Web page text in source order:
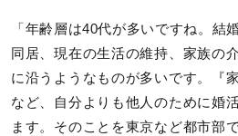
「年齢層は40代が多いですね。結
同居、現在の生活の維持、家族の
に沿うようなものが多いです。『
など、自分よりも他人のために婚
ます。そのことを東京など都市部